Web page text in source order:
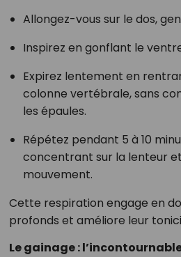
Allongez-vous sur le dos,
Inspirez en gonflant le
Expirez lentement en
colonne vertébrale, sans
les épaules.
Répétez pendant 5 à 10
concentrant sur la lenteur
mouvement.
Cette respiration engage en
profonds et améliore leur
Le gainage :